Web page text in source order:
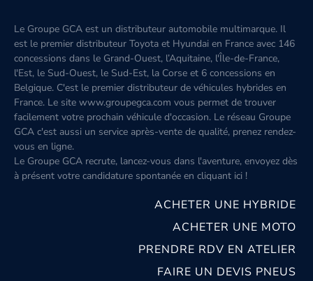
Le Groupe GCA est un distributeur automobile multimarque. Il
est le premier distributeur Toyota et Hyundai en France avec 146
concessions dans le Grand-Ouest, l’Aquitaine, l'Île-de-France,
l'Est, le Sud-Ouest, le Sud-Est, la Corse et 6 concessions en
Belgique. C'est le premier distributeur de véhicules hybrides en
France. Le site www.groupegca.com vous permet de trouver
facilement votre prochain véhicule d'occasion. Le réseau Groupe
GCA c'est aussi un service après-vente de qualité, prenez rendez-
vous en ligne.
Le Groupe GCA recrute, lancez-vous dans l'aventure, envoyez dès
à présent votre candidature spontanée en cliquant ici !
ACHETER UNE HYBRIDE
ACHETER UNE MOTO
PRENDRE RDV EN ATELIER
FAIRE UN DEVIS PNEUS